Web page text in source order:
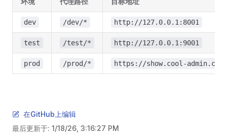
dev /dev/* http://127.0.0.1:8001
test /test/* http://127.0.0.1:9001
prod /prod/* https://show.cool-admin.com
在GitHub上编辑
最后更新于: 1/18/26, 3:16:27 PM